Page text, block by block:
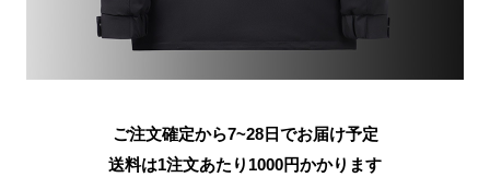
ご注文確定から7~28日でお届け予定
送料は1注文あたり 1000円かかります